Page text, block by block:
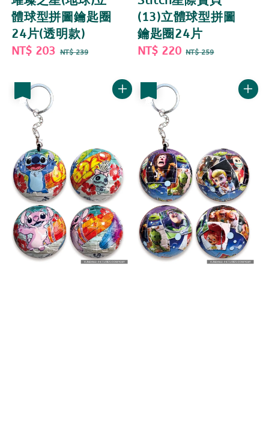
體球型拼圖鑰匙圈
24片(透明款)
Sale
NT$ 203 Regular
NT$ 239
(13)立體球型拼圖
鑰匙圈24片
Sale
NT$ 220 Regular
NT$ 259